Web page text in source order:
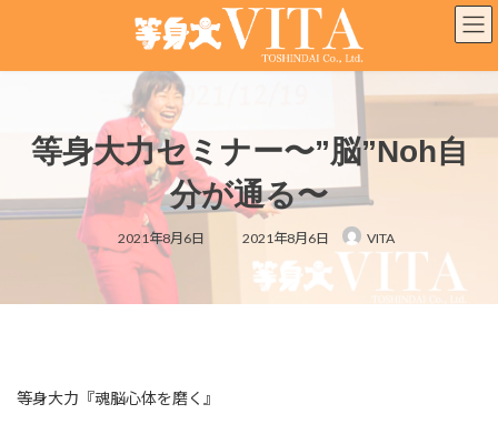
ン
プ
ー
動
等身大力セミナー〜”脳”Noh自
分が通る〜
2021年8月6日
終
新
日
:
2021年8月6日 VITA
等身大力『魂脳心体を磨く』